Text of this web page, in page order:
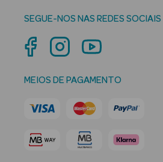
SEGUE-NOS NAS REDES SOCIAIS
MEIOS DE PAGAMENTO